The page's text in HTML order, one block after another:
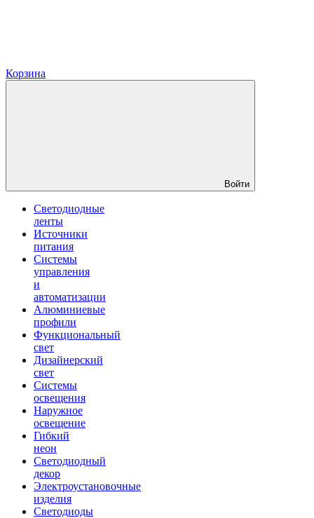
Корзина
Войти
Светодиодные
ленты
Источники
питания
Системы
управления
и
автоматизации
Алюминиевые
профили
Функциональный
свет
Дизайнерский
свет
Системы
освещения
Наружное
освещение
Гибкий
неон
Светодиодный
декор
Электроустановочные
изделия
Светодиоды